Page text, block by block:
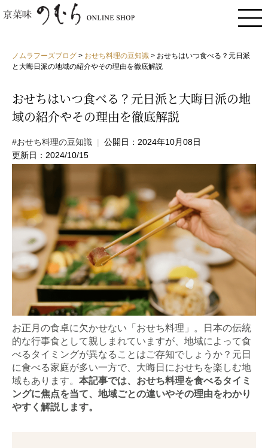
ノムラフーズブログ > おせち料理の豆知識 > おせちはいつ食べる？元日派
と大晦日派の地域の紹介やその理由を徹底解説
おせちはいつ食べる？元日派と大晦日派の地
域の紹介やその理由を徹底解説
#おせち料理の豆知識 |
公開日：2024年10月08日
更新日：2024/10/15
お正月の食卓に欠かせない「おせち料理」。日本の伝統
的な行事食として親しまれていますが、地域によって食
べるタイミングが異なることはご存知でしょうか？元日
に食べる家庭が多い一方で、大晦日におせちを楽しむ地
域もあります。 本記事では、おせち料理を食べるタイミ
ングに焦点を当て、地域ごとの違いやその理由をわかり
やすく解説します。